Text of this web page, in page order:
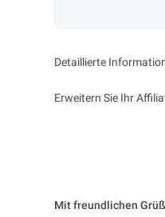
Detaillierte
Erweitern Sie Ihr
Mit freundlichen